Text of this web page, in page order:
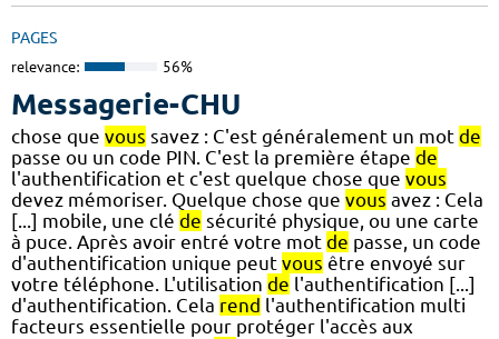
PAGES
relevance: 56%
Messagerie-CHU
chose que vous savez : C'est généralement un mot de
passe ou un code PIN. C'est la première étape de
l'authentification et c'est quelque chose que vous
devez mémoriser. Quelque chose que vous avez : Cela
[...] mobile, une clé de sécurité physique, ou une carte
à puce. Après avoir entré votre mot de passe, un code
d'authentification unique peut vous être envoyé sur
votre téléphone. L'utilisation de l'authentification [...]
d'authentification. Cela rend l'authentification multi
facteurs essentielle pour protéger l'accès aux